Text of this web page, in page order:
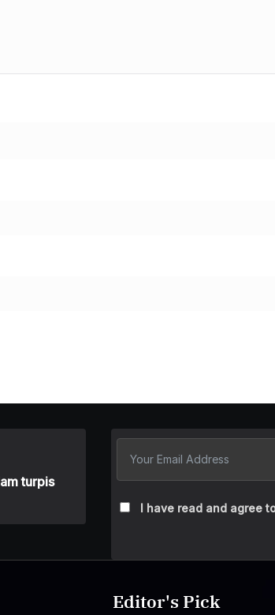
turpis
I have read and agree
Editor's Pick